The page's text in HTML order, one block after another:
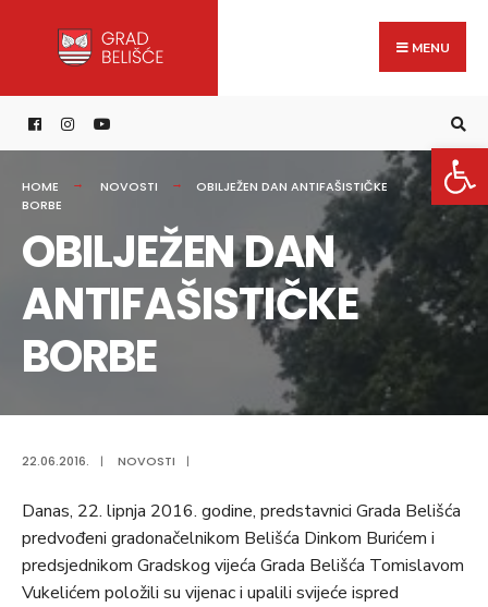
content
MENU
HOME NOVOSTI
OBILJEŽEN DAN ANTIFAŠISTIČKE
BORBE
OBILJEŽEN DAN
ANTIFAŠISTIČKE
BORBE
22.06.2016. | NOVOSTI |
Danas, 22. lipnja 2016. godine, predstavnici Grada Belišća
predvođeni gradonačelnikom Belišća Dinkom Burićem i
predsjednikom Gradskog vijeća Grada Belišća Tomislavom
Vukelićem položili su vijenac i upalili svijeće ispred
for: